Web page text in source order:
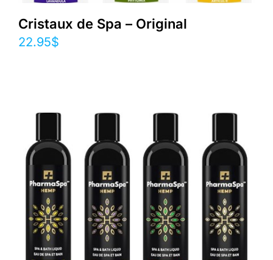
Cristaux de Spa – Original
22.95$